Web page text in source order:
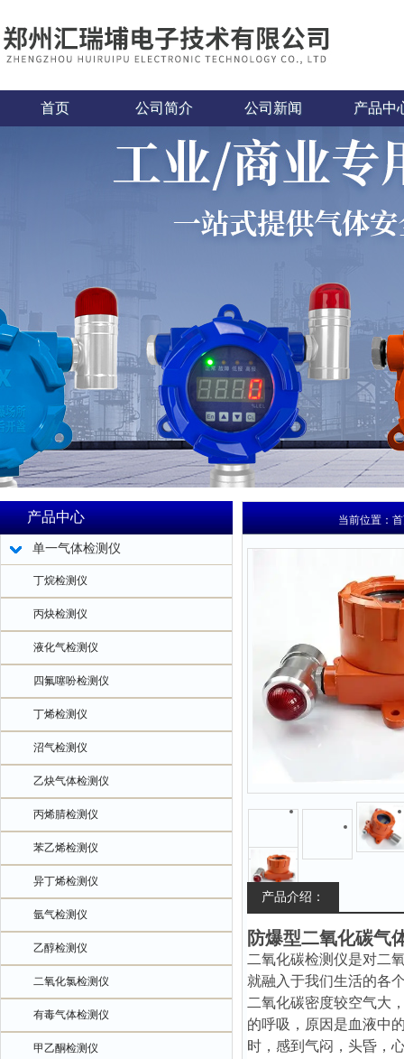
首页 公司简介 公司新闻 产品中
产品中心
单一气体检测仪
丁烷检测仪
丙炔检测仪
液化气检测仪
四氟噻吩检测仪
丁烯检测仪
沼气检测仪
乙炔气体检测仪
丙烯腈检测仪
苯乙烯检测仪
异丁烯检测仪
氩气检测仪
乙醇检测仪
二氧化氯检测仪
有毒气体检测仪
甲乙酮检测仪
当前位置：
产品介绍：
防爆型二氧化碳气
二氧化碳检测仪是对二
就融入于我们生活的各
二氧化碳密度较空气大
的呼吸，原因是血液中
时，感到气闷，头昏，